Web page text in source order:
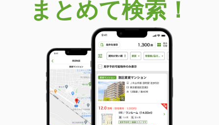
まとめて検索！